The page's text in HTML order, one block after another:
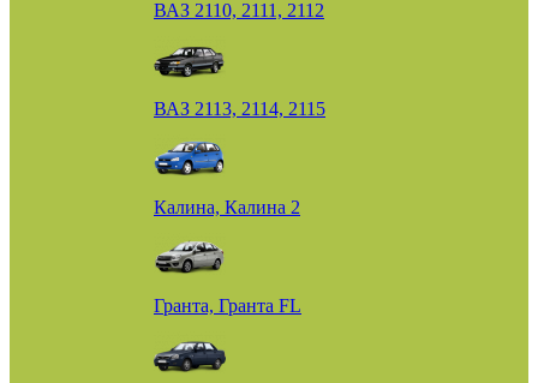
ВАЗ 2110, 2111, 2112
ВАЗ 2113, 2114, 2115
Калина, Калина 2
Гранта, Гранта FL